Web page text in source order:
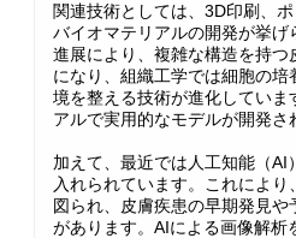
関連技術としては、3D印刷、ポ
バイオマテリアルの開発が挙
進展により、複雑な構造を持
になり、組織工学では細胞の
境を整える技術が進化していま
アルで実用的なモデルが開発さ
加えて、最近では人工知能（AI
入れられています。これによ
図られ、皮膚疾患の早期発見や
があります。AIによる画像解析